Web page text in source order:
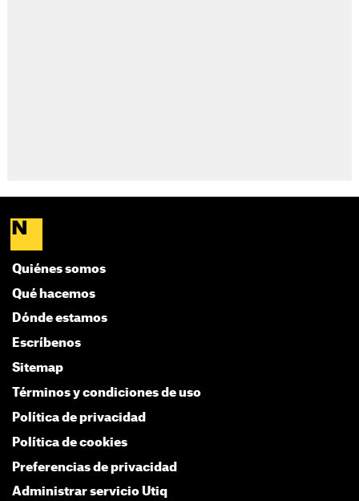
Quiénes somos
Qué hacemos
Dónde estamos
Escríbenos
Sitemap
Términos y condiciones de uso
Política de privacidad
Política de cookies
Preferencias de privacidad
Administrar servicio Utiq